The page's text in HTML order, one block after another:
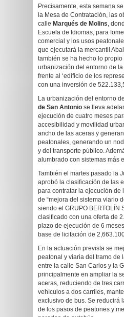
Precisamente, esta semana
la Mesa de Contratación, las
calle Marqués de Molins,
Escuela de Idiomas, para
comercial y los usos
que ejecutará la mercantil
también se ha hecho lo propio
urbanización del entorno de
frente al ‘edificio de los
con una inversión de
La urbanización del entorno
de San Antonio se lleva
ejecución de cuatro meses
accesibilidad y movilidad
ancho de las aceras y
peatonales, generando un
y del transporte público.
alumbrado con sistemas más
También el martes pasado la
aprobó la clasificación de las
para contratar la ejecución de
de “mejora del sistema viario
siendo el GRUPO BERTOLÍN
clasificado con una oferta de
plazo de ejecución de 6
base de licitación de
En la actuación prevista se
peatonal y viaria del tramo de
entre la calle San Carlos y la
principalmente en ampliar la
aceras, reduciendo de tres
vehículos a dos carriles,
exclusivo de bus. Se reducirá
de los pasos de peatones y